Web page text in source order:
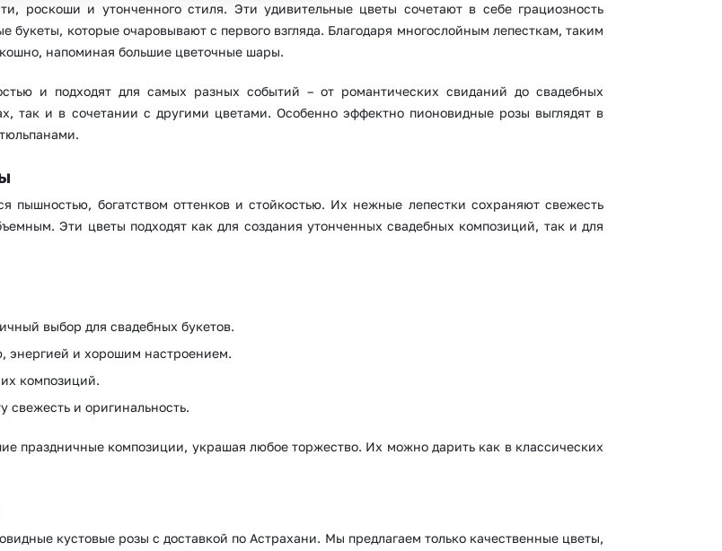
город доставки
популярных
Уфа
роскоши и утонченного стиля. Эти удивительные цветы сочетают в себе грациозность
которые очаровывают с первого взгляда. Благодаря многослойным лепесткам, таким
напоминая большие цветочные шары.
и подходят для самых разных событий – от романтических свиданий до свадебных
так и в сочетании с другими цветами. Особенно эффектно пионовидные розы выглядят в
пышностью, богатством оттенков и стойкостью. Их нежные лепестки сохраняют свежесть
Эти цветы подходят как для создания утонченных свадебных композиций, так и для
выбор для свадебных букетов.
энергией и хорошим настроением.
композиций.
свежесть и оригинальность.
праздничные композиции, украшая любое торжество. Их можно дарить как в классических
кустовые розы с доставкой по Астрахани. Мы предлагаем только качественные цветы,